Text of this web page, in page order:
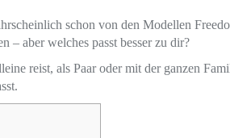
schon von den Modellen
– aber welches passt besser zu dir?
reist, als Paar oder mit der ganzen